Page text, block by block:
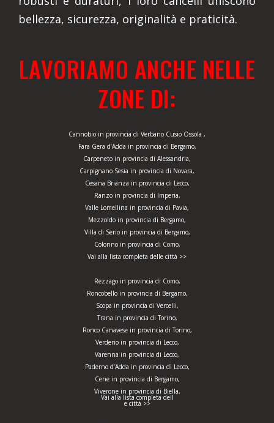
bellezza, sicurezza, originalità e praticità.
LAVORIAMO ANCHE NELLE
ZONE DI:
Cannobio in provincia di Verbano Cusio Ossola ,
Fara Gera d’Adda in provincia di Bergamo,
Carpeneto in provincia di Alessandria,
Carpignano Sesia in provincia di Novara,
Cesana Brianza in provincia di Lecco,
Ranzo in provincia di Imperia,
Valle Lomellina in provincia di Pavia,
Mezzoldo in provincia di Bergamo,
Villa di Serio in provincia di Bergamo,
Colonno in provincia di Como,
Vai alla lista completa delle città >>
Rezzago in provincia di Como,
Roncobello in provincia di Bergamo,
Scopa in provincia di Vercelli,
Trana in provincia di Torino,
Ronco Canavese in provincia di Torino,
Verderio in provincia di Lecco,
Varenna in provincia di Lecco,
Paderno d’Adda in provincia di Lecco,
Cene in provincia di Bergamo,
Viverone in provincia di Biella,
Vai alla lista completa dell
e città >>